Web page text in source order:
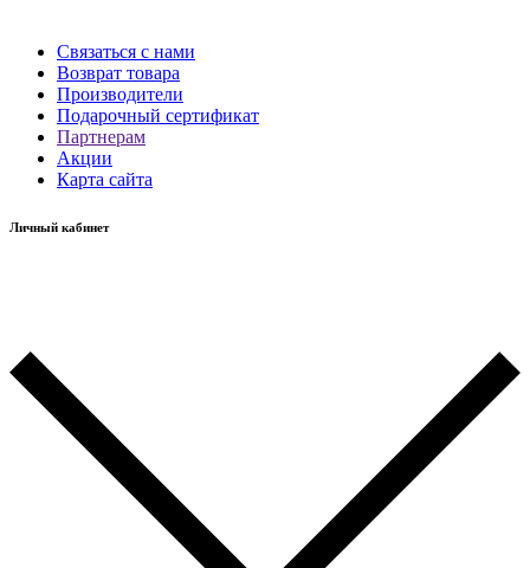
Связаться с нами
Возврат товара
Производители
Подарочный сертификат
Партнерам
Акции
Карта сайта
Личный кабинет